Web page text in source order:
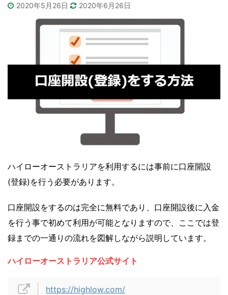
2020年5月26日 2020年6月26日
ハイローオーストラリアを利用するには事前に口座開設
(登録)を行う必要があります。
口座開設をするのは完全に無料であり、口座開設後に入金
を行う事で初めて利用が可能となりますので、ここでは登
録までの一通りの流れを図解しながら説明しています。
ハイローオーストラリア公式サイト
https://highlow.com/